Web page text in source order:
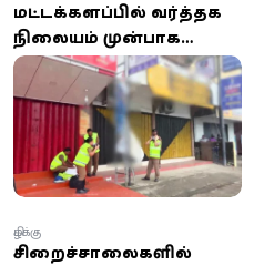
மட்டக்களப்பில் வர்த்தக
நிலையம் முன்பாக
இளைஞன் சடலமாக மீட்பு
சிறைச்சாலைகளில்
கிழக்கு